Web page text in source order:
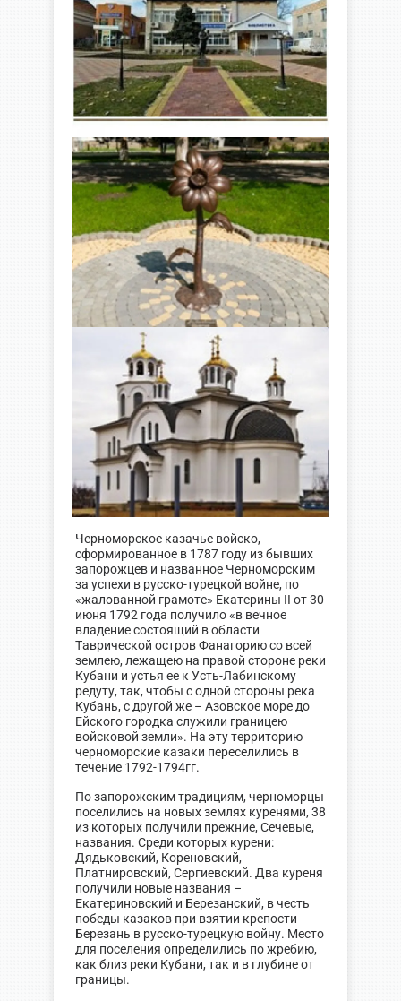
Черноморское казачье войско,
сформированное в 1787 году из бывших
запорожцев и названное Черноморским
за успехи в русско-турецкой войне, по
«жалованной грамоте» Екатерины II от 30
июня 1792 года получило «в вечное
владение состоящий в области
Таврической остров Фанагорию со всей
землею, лежащею на правой стороне реки
Кубани и устья ее к Усть-Лабинскому
редуту, так, чтобы с одной стороны река
Кубань, с другой же – Азовское море до
Ейского городка служили границею
войсковой земли». На эту территорию
черноморские казаки переселились в
течение 1792-1794гг.
По запорожским традициям, черноморцы
поселились на новых землях куренями, 38
из которых получили прежние, Сечевые,
названия. Среди которых курени:
Дядьковский, Кореновский,
Платнировский, Сергиевский. Два куреня
получили новые названия –
Екатериновский и Березанский, в честь
победы казаков при взятии крепости
Березань в русско-турецкую войну. Место
для поселения определились по жребию,
как близ реки Кубани, так и в глубине от
границы.